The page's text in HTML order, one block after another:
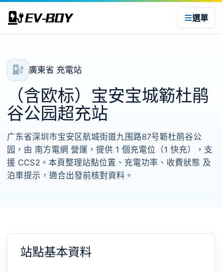
選單
廣東省 充電站
（含欧标）宝安宝城簕杜鹃
谷公园超充站
广东省深圳市宝安区航城街道九围路87号簕杜鹃谷公
园，由 南方電網 營運，提供 1 個充電位（1 快充），支
援 CCS2。本頁整理站點位置、充電功率、收費狀態 及
泊車提示，適合出發前核對資料。
站點基本資料